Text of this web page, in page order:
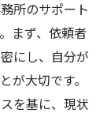
所のサポート
まず、依頼者
にし、自分が
が大切です。
を基に、現状